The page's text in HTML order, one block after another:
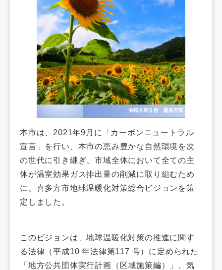
本市は、2021年9月に「カーボンニュートラル
宣言」を行い、本市の恵み豊かな自然環境を次
の世代に引き継ぎ、市域全体において全ての主
体が温室効果ガス排出量の削減に取り組むため
に、喜多方市地球温暖化対策総合ビジョンを策
定しました。
このビジョンは、地球温暖化対策の推進に関す
る法律（平成10 年法律第117 号）に定められた
「地方公共団体実行計画（区域施策編）」、気